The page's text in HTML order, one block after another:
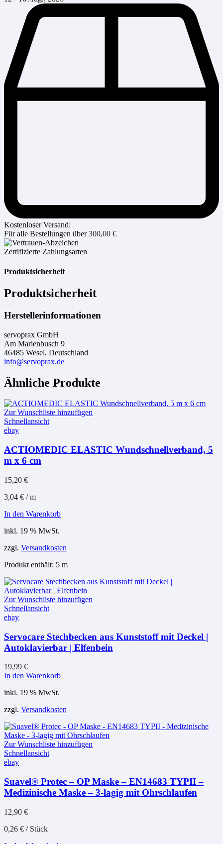
Kostenloser Versand:
Für alle Bestellungen über300,00 €
Zertifizierte Zahlungsarten
Produktsicherheit
Produktsicherheit
Herstellerinformationen
servoprax GmbH
Am Marienbusch 9
46485 Wesel, Deutschland
info@servoprax.de
Ähnliche Produkte
Zur Wunschliste hinzufügen
Schnellansicht
ebay
ACTIOMEDIC ELASTIC Wundschnellverband, 5
m x 6 cm
15,20 €
3,04 € /m
In den Warenkorb
inkl. 19 % MwSt.
zzgl. Versandkosten
Produkt enthält: 5 m
Zur Wunschliste hinzufügen
Schnellansicht
ebay
Servocare Stechbecken aus Kunststoff mit Deckel |
Autoklavierbar | Elfenbein
19,99 €
In den Warenkorb
inkl. 19 % MwSt.
zzgl. Versandkosten
Zur Wunschliste hinzufügen
Schnellansicht
ebay
Suavel® Protec – OP Maske – EN14683 TYPII –
Medizinische Maske – 3-lagig mit Ohrschlaufen
12,90 €
0,26 € / Stück